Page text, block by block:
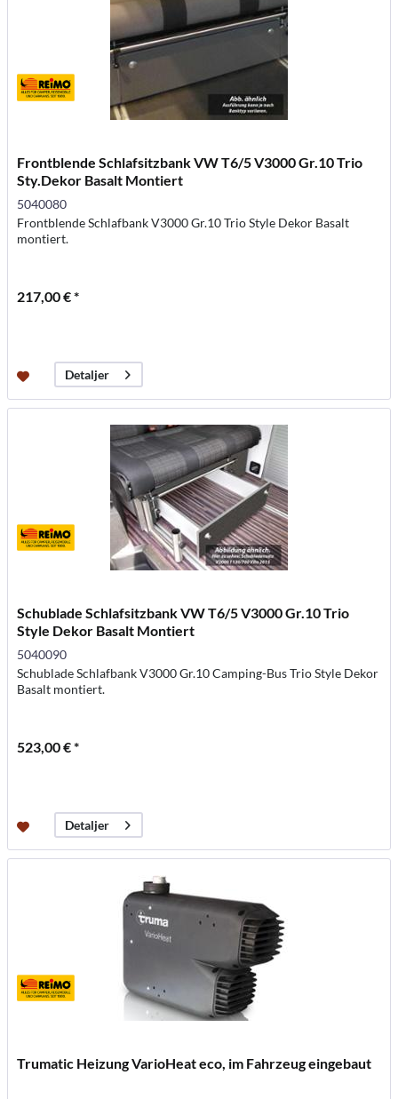
Frontblende Schlafsitzbank VW T6/5 V3000 Gr.10 Trio
Sty.Dekor Basalt Montiert
5040080
Frontblende Schlafbank V3000 Gr.10 Trio Style Dekor Basalt
montiert.
217,00 € *
Detaljer
Schublade Schlafsitzbank VW T6/5 V3000 Gr.10 Trio
Style Dekor Basalt Montiert
5040090
Schublade Schlafbank V3000 Gr.10 Camping-Bus Trio Style Dekor
Basalt montiert.
523,00 € *
Detaljer
Trumatic Heizung VarioHeat eco, im Fahrzeug eingebaut